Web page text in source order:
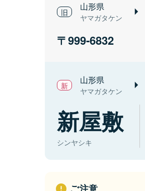
山形県
ヤマガタケン
999-6832
山形県
ヤマガタケン
新屋敷
シンヤシキ